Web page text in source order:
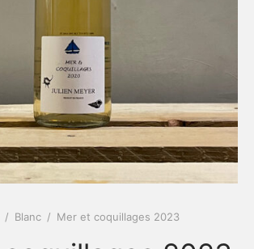
/ Blanc / Mer et coquillages 2023